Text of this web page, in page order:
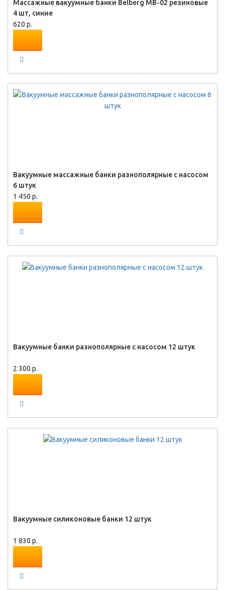
Массажные вакуумные банки Belberg MB-02 резиновые
4 шт, синие
620 р.
Вакуумные массажные банки разнополярные с насосом
6 штук
1 450 р.
Вакуумные банки разнополярные с насосом 12 штук
2 300 р.
Вакуумные силиконовые банки 12 штук
1 830 р.